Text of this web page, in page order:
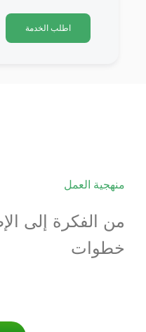
اطلب الخدمة
منهجية العمل
من الفكرة إلى
خطوات